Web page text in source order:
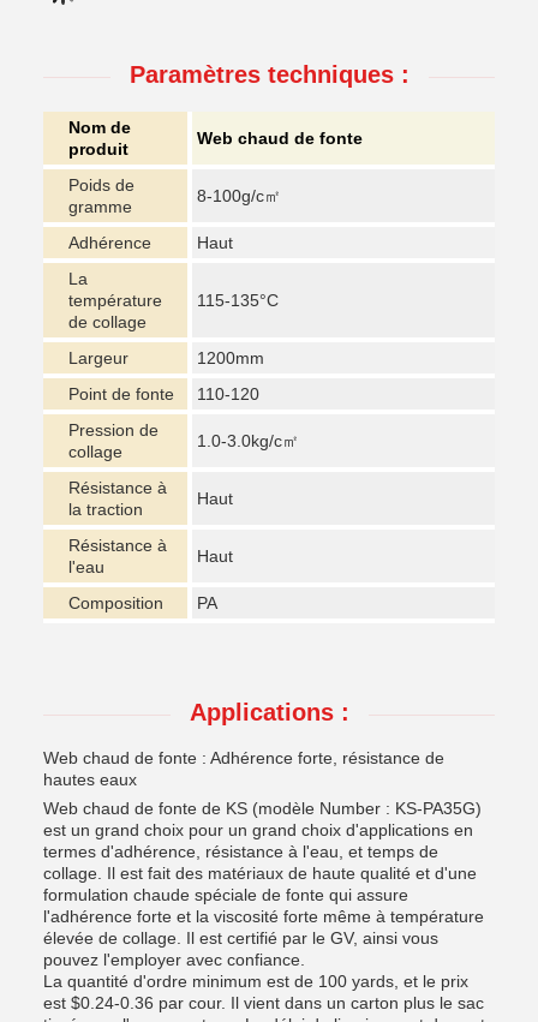
Paramètres techniques :
Nom de
produit
Web chaud de fonte
Poids de
gramme
8-100g/c㎡
Adhérence
Haut
La
température
de collage
115-135°C
Largeur
1200mm
Point de fonte
110-120
Pression de
collage
1.0-3.0kg/c㎡
Résistance à
la traction
Haut
Résistance à
l'eau
Haut
Composition PA
Applications :
Web chaud de fonte : Adhérence forte, résistance de
hautes eaux
Web chaud de fonte de KS (modèle Number : KS-PA35G)
est un grand choix pour un grand choix d'applications en
termes d'adhérence, résistance à l'eau, et temps de
collage. Il est fait des matériaux de haute qualité et d'une
formulation chaude spéciale de fonte qui assure
l'adhérence forte et la viscosité forte même à température
élevée de collage. Il est certifié par le GV, ainsi vous
pouvez l'employer avec confiance.
La quantité d'ordre minimum est de 100 yards, et le prix
est $0.24-0.36 par cour. Il vient dans un carton plus le sac